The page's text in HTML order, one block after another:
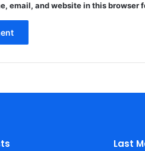
email, and website in this browser
Last